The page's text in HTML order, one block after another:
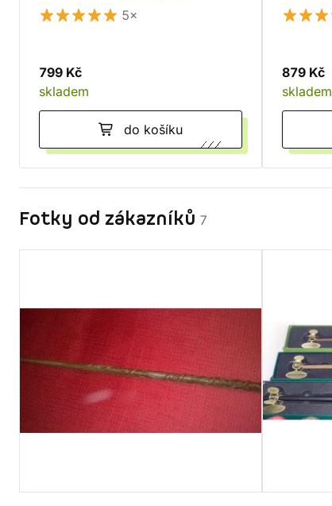
5×
799 Kč
skladem
do košíku
879 Kč
skladem
Fotky od zákazníků 7